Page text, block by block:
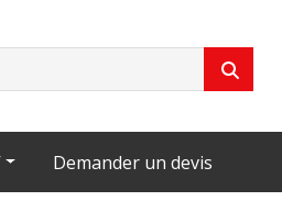
Demander un devis